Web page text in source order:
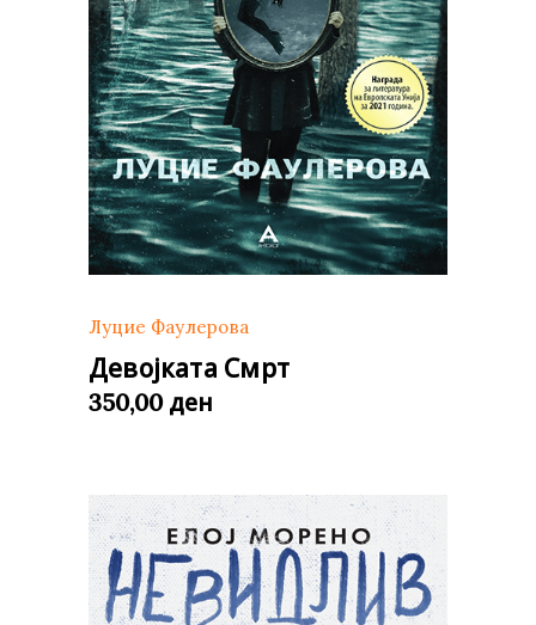
Луцие Фаулерова
Девојката Смрт
350,00 ден